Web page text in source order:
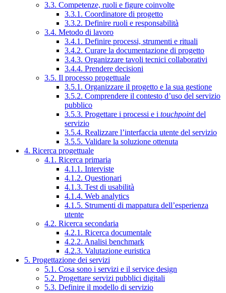
3.3. Competenze, ruoli e figure coinvolte
3.3.1. Coordinatore di progetto
3.3.2. Definire ruoli e responsabilità
3.4. Metodo di lavoro
3.4.1. Definire processi, strumenti e rituali
3.4.2. Curare la documentazione di progetto
3.4.3. Organizzare tavoli tecnici collaborativi
3.4.4. Prendere decisioni
3.5. Il processo progettuale
3.5.1. Organizzare il progetto e la sua gestione
3.5.2. Comprendere il contesto d’uso del servizio
pubblico
3.5.3. Progettare i processi e i touchpointdel
servizio
3.5.4. Realizzare l’interfaccia utente del servizio
3.5.5. Validare la soluzione ottenuta
4. Ricerca progettuale
4.1. Ricerca primaria
4.1.1. Interviste
4.1.2. Questionari
4.1.3. Test di usabilità
4.1.4. Web analytics
4.1.5. Strumenti di mappatura dell’esperienza
utente
4.2. Ricerca secondaria
4.2.1. Ricerca documentale
4.2.2. Analisi benchmark
4.2.3. Valutazione euristica
5. Progettazione dei servizi
5.1. Cosa sono i servizi e il service design
5.2. Progettare servizi pubblici digitali
5.3. Definire il modello di servizio